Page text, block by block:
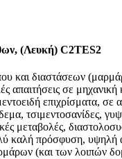
(Λευκή) C2TES2
και διαστάσεων
απαιτήσεις σε
επιχρίσματα,
τσιμεντοσανίδες,
μεταβολές,
καλή πρόσφυση,
(και των λοιπών